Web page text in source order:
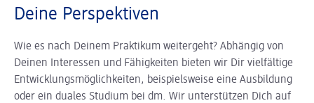
Deine Perspektiven
Wie es nach Deinem Praktikum weitergeht? Abhängig von
Deinen Interessen und Fähigkeiten bieten wir Dir vielfältige
Entwicklungsmöglichkeiten, beispielsweise eine Ausbildung
oder ein duales Studium bei dm. Wir unterstützen Dich auf